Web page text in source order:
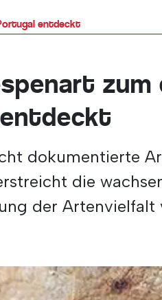
entdeckt
zum
dokumentierte
die
der Artenvielfalt